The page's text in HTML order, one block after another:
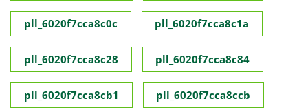
pll_6020f7cca8c0c pll_6020f7cca8c1a
pll_6020f7cca8c28 pll_6020f7cca8c84
pll_6020f7cca8cb1 pll_6020f7cca8ccb